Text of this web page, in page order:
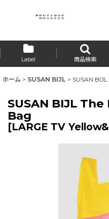
Label 商品検索
ホーム > SUSAN BIJL > SUSAN
SUSAN BIJL
Bag
[LARGE TV